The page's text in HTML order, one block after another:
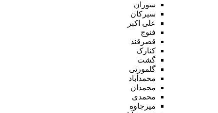
سوران
سیرکان
علی اکبر
فنوج
قصرقند
کنارک
گشت
گلمورتی
محمدآباد
محمدان
محمدی
میرجاوه